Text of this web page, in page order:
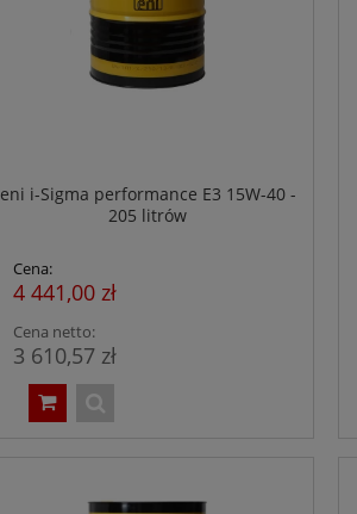
eni i-Sigma performance E3 15W-40 -
205 litrów
Cena:
4 441,00 zł
Cena netto:
3 610,57 zł